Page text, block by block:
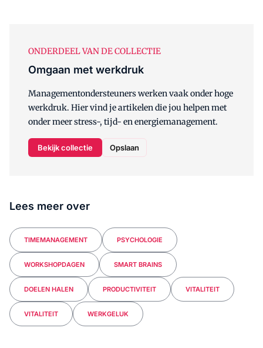
ONDERDEEL VAN DE COLLECTIE
Omgaan met werkdruk
Managementondersteuners werken vaak onder hoge
werkdruk. Hier vind je artikelen die jou helpen met
onder meer stress-, tijd- en energiemanagement.
Bekijk collectie Opslaan
Lees meer over
TIMEMANAGEMENT PSYCHOLOGIE
WORKSHOPDAGEN SMART BRAINS
DOELEN HALEN PRODUCTIVITEIT VITALITEIT
VITALITEIT WERKGELUK